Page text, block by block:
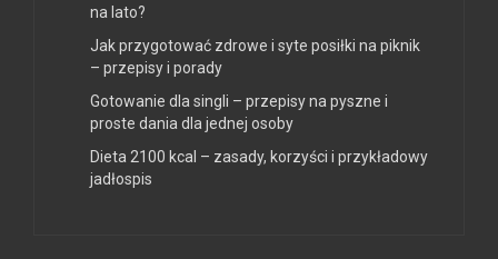
na lato?
Jak przygotować zdrowe i syte posiłki na piknik
– przepisy i porady
Gotowanie dla singli – przepisy na pyszne i
proste dania dla jednej osoby
Dieta 2100 kcal – zasady, korzyści i przykładowy
jadłospis